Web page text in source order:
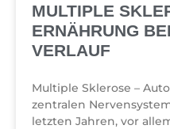
MULTIPLE
ERNÄHRUNG
VERLAUF
Multiple Sklerose –
zentralen
letzten Jahren, vor